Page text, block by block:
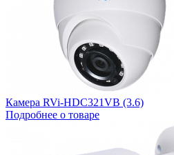
Камера RVi-HDC321VB (3.6)
Подробнее о товаре